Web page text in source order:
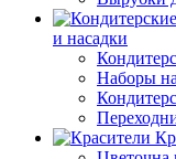
и насадки
Наборы